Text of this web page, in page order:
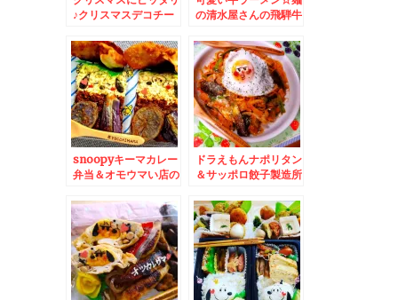
♪クリスマスデコチー
樽かま栄」さんのかま
ぼこ
の清水屋さんの飛騨牛
snoopyキーマカレー
弁当＆オモウマい店の
ん作ってみた＾＾
ドラえもんナポリタン
＆サッポロ餃子製造所